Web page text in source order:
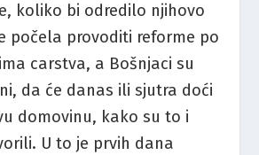
koliko bi odredilo njihovo
počela provoditi reforme po
carstva, a Bošnjaci su
da će danas ili sjutra doći
domovinu, kako su to i
U to je prvih dana